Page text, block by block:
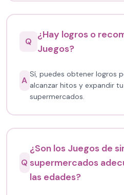
Q
¿Hay logros o
Juegos?
A
Sí, puedes obtener logros
alcanzar hitos y expandir
supermercados.
Q
¿Son los Juegos de
supermercados
las edades?